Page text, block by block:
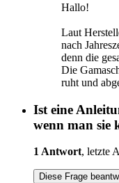
Hallo!
Laut
nach
denn die
Die
ruht und
Ist eine
wenn man sie
1 Antwort, letzte
Diese Frage